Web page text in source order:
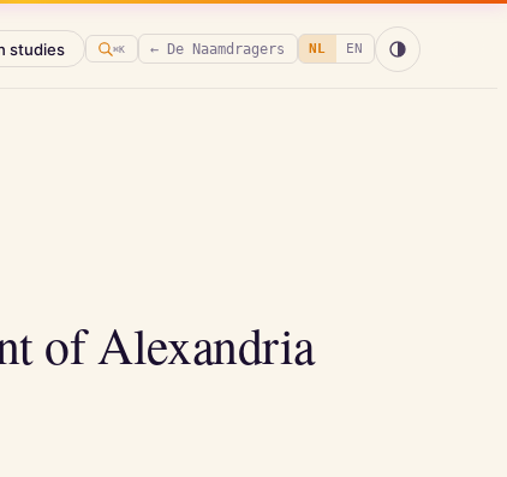
studies ⌘K ← De Naamdragers NL EN
of Alexandria